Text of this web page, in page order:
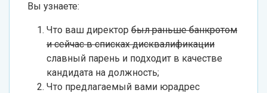
Вы узнаете:
Что ваш директор был раньше банкротом
и сейчас в списках дисквалификации
славный парень и подходит в качестве
кандидата на должность;
Что предлагаемый вами юрадрес